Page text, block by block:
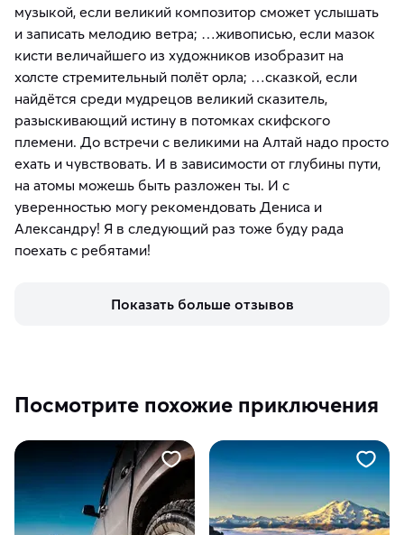
музыкой, если великий композитор сможет услышать
и записать мелодию ветра; …живописью, если мазок
кисти величайшего из художников изобразит на
холсте стремительный полёт орла; …сказкой, если
найдётся среди мудрецов великий сказитель,
разыскивающий истину в потомках скифского
племени. До встречи с великими на Алтай надо просто
ехать и чувствовать. И в зависимости от глубины пути,
на атомы можешь быть разложен ты. И с
уверенностью могу рекомендовать Дениса и
Александру! Я в следующий раз тоже буду рада
поехать с ребятами!
Показать больше отзывов
Посмотрите похожие приключения